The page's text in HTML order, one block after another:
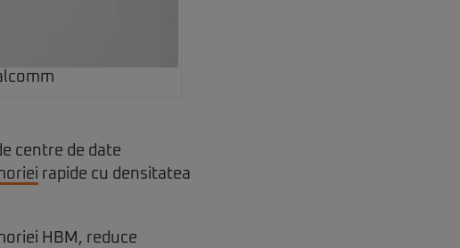
centre de date
rapide cu densitatea
HBM, reduce